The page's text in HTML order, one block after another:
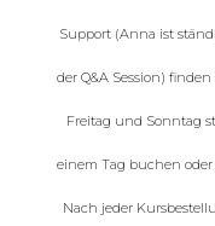
Support (Anna ist
der Q&A Session)
Freitag und Sonntag
einem Tag buchen
Nach jeder